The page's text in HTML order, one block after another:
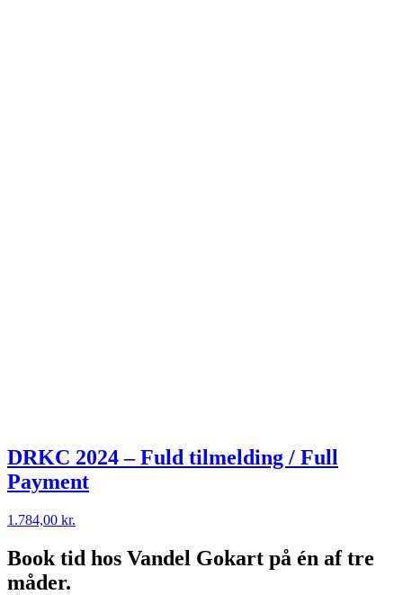
DRKC 2024 – Fuld tilmelding / Full
Payment
1.784,00 kr.
Book tid hos Vandel Gokart på én af tre
måder.